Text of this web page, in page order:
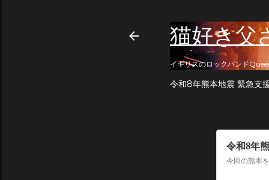
猫好き父
イギリスのロックバンド
令和8年熊本地震 緊急支
令和8年